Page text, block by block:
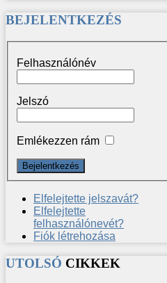
BEJELENTKEZÉS
Felhasználónév
Jelszó
Emlékezzen rám
Elfelejtette jelszavát?
Elfelejtette
felhasználónevét?
Fiók létrehozása
UTOLSÓ CIKKEK